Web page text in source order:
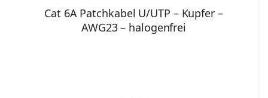
Cat 6A Patchkabel U/UTP – Kupfer –
AWG23 – halogenfrei